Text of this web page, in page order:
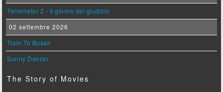
Terminator 2 - Il giorno del giudizio
02 settembre 2026
Train To Busan
Sunny Dancer
The Story of Movies